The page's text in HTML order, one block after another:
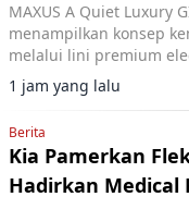
MAXUS A Quiet Luxury
menampilkan konsep
melalui lini premium
MIFA 9 di ICE BSD City.
1 jam yang lalu
Berita
Kia Pamerkan
Hadirkan Medical